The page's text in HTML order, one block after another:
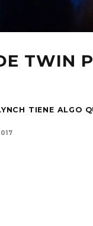
TWIN
TIENE ALGO